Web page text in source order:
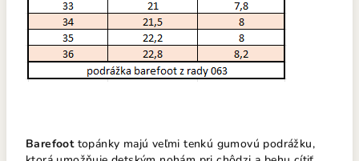
Barefoot topánky majú veľmi tenkú gumovú podrážku,